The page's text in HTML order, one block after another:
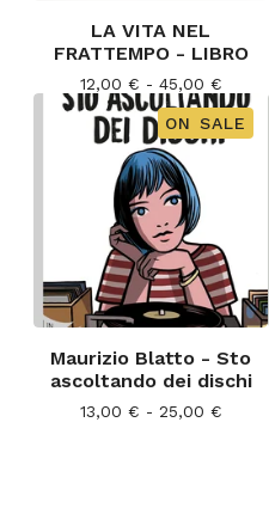
LA VITA NEL
FRATTEMPO - LIBRO
12,00 € - 45,00 €
ON SALE
Maurizio Blatto - Sto
ascoltando dei dischi
13,00 € - 25,00 €